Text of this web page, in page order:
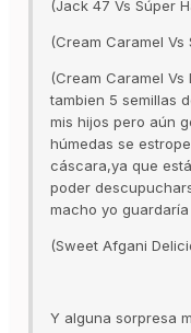
(Jack 47 Vs Súper
(Cream Caramel Vs
(Cream Caramel Vs
tambien 5 semillas
mis hijos pero aún
húmedas se
cáscara,ya que
poder
macho yo
(Sweet Afgani
Y alguna sorpresa